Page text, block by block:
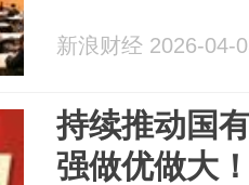
新浪财经 2026-04-
持续推动国
强做优做大